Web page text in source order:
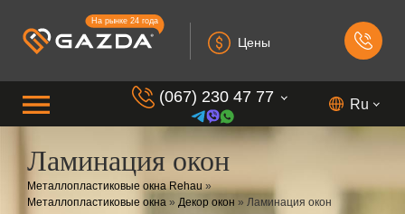
На рынке 24 года
Цены
(067) 230 47 77
(099) 230 73 37
(050) 230 7 337
Ru
Ламинация окон
Металлопластиковые окна Rehau »
Металлопластиковые окна » Декор окон » Ламинация окон